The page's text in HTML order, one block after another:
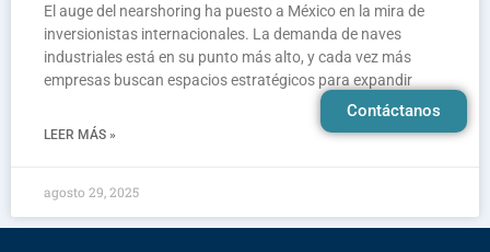
El auge del nearshoring ha puesto a México en la mira de
inversionistas internacionales. La demanda de naves
industriales está en su punto más alto, y cada vez más
empresas buscan espacios estratégicos para expandir
LEER MÁS »
agosto 29, 2025
Contáctanos